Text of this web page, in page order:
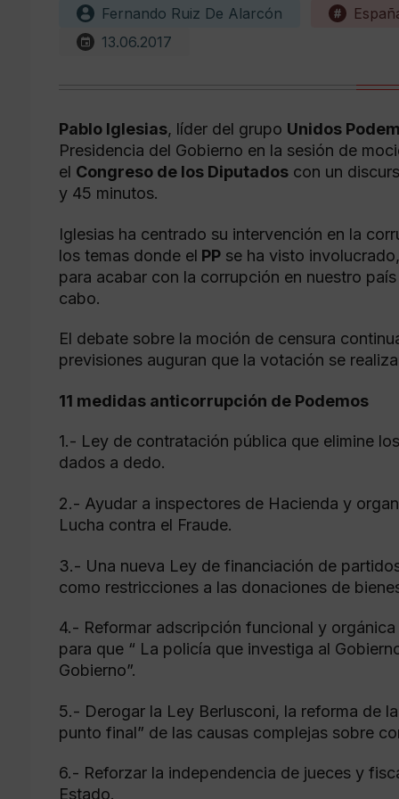
Fernando Ruiz De Alarcón
13.06.2017
Pablo Iglesias, líder del grupo Unidos
Presidencia del Gobierno en la sesión de
el Congreso de los Diputados con un
y 45 minutos.
Iglesias ha centrado su intervención en la
los temas donde el PP se ha visto
para acabar con la corrupción en nuestro
cabo.
El debate sobre la moción de censura
previsiones auguran que la votación se
11 medidas anticorrupción de Podemos
1.- Ley de contratación pública que elimine
dados a dedo.
2.- Ayudar a inspectores de Hacienda y
Lucha contra el Fraude.
3.- Una nueva Ley de financiación de
como restricciones a las donaciones de
4.- Reformar adscripción funcional y
para que “ La policía que investiga al
Gobierno”.
5.- Derogar la Ley Berlusconi, la reforma de
punto final” de las causas complejas sobre
6.- Reforzar la independencia de jueces y
Estado.